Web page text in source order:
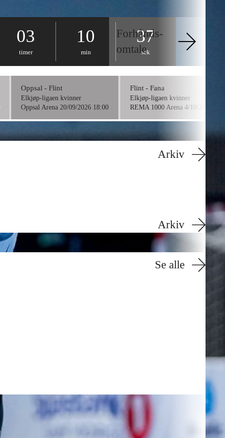
03
timer
10
min
37
sek
Forhånds­
omtale
Oppsal - Flint
Elkjøp-ligaen kvinner
Oppsal Arena 20/09/2026 18:00
Flint - Fana
Elkjøp-ligaen kvinner
REMA 1000 Arena 4/10/2026
Arkiv
Arkiv
Se alle